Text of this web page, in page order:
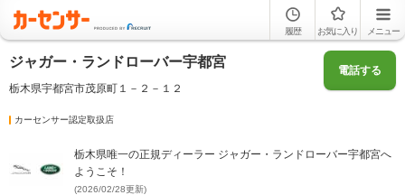
履歴 お気に入り メニュー
ジャガー・ランドローバー宇都宮
栃木県宇都宮市茂原町１－２－１２
電話する
カーセンサー認定取扱店
栃木県唯一の正規ディーラー ジャガー・ランドローバー宇都宮へ
ようこそ！
(2026/02/28更新)